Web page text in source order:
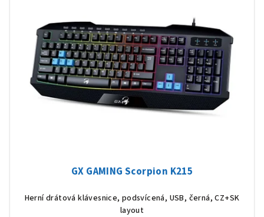
GX GAMING Scorpion K215
Herní drátová klávesnice, podsvícená, USB, černá, CZ+SK
layout